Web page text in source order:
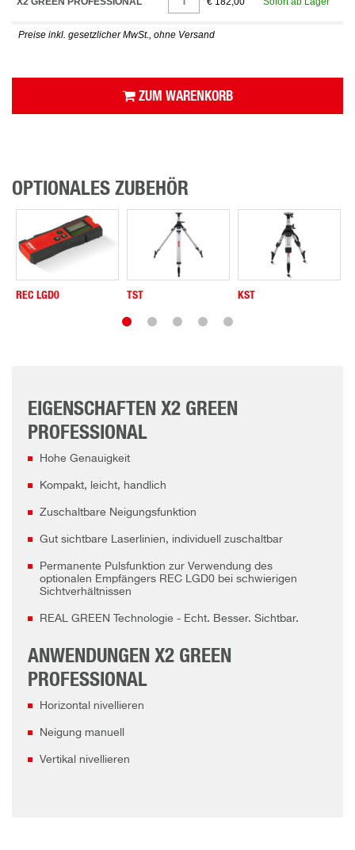
Preise inkl. gesetzlicher MwSt., ohne Versand
ZUM WARENKORB
OPTIONALES ZUBEHÖR
REC LGD0 TST KST
EIGENSCHAFTEN X2 GREEN
PROFESSIONAL
Hohe Genauigkeit
Kompakt, leicht, handlich
Zuschaltbare Neigungsfunktion
Gut sichtbare Laserlinien, individuell zuschaltbar
Permanente Pulsfunktion zur Verwendung des
optionalen Empfängers REC LGD0 bei schwierigen
Sichtverhältnissen
REAL GREEN Technologie - Echt. Besser. Sichtbar.
ANWENDUNGEN X2 GREEN
PROFESSIONAL
Horizontal nivellieren
Neigung manuell
Vertikal nivellieren